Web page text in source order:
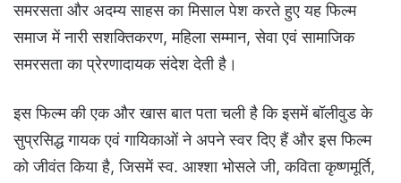
समरसता और अदम्य साहस का मिसाल पेश करते हुए यह फिल्म
समाज में नारी सशक्तिकरण, महिला सम्मान, सेवा एवं सामाजिक
समरसता का प्रेरणादायक संदेश देती है।
इस फिल्म की एक और खास बात पता चली है कि इसमें बॉलीवुड के
सुप्रसिद्ध गायक एवं गायिकाओं ने अपने स्वर दिए हैं और इस फिल्म
को जीवंत किया है, जिसमें स्व. आश्शा भोसले जी, कविता कृष्णमूर्ति,